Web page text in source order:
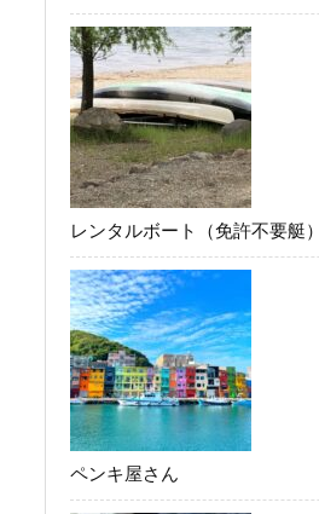
レンタルボート（免許不要艇）
ペンキ屋さん